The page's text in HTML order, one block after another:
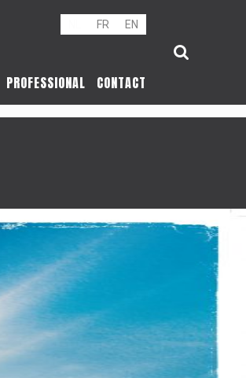
FR EN
PROFESSIONAL CONTACT